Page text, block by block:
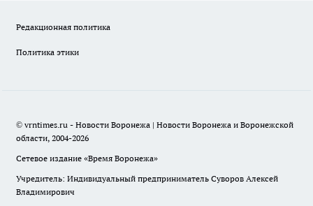
Редакционная политика
Политика этики
© vrntimes.ru - Новости Воронежа | Новости Воронежа и Воронежской
области, 2004-2026
Сетевое издание «Время Воронежа»
Учредитель: Индивидуальный предприниматель Суворов Алексей
Владимирович